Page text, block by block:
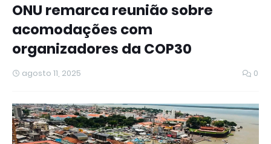
ONU remarca reunião sobre
acomodações com
organizadores da COP30
agosto 11, 2025 0